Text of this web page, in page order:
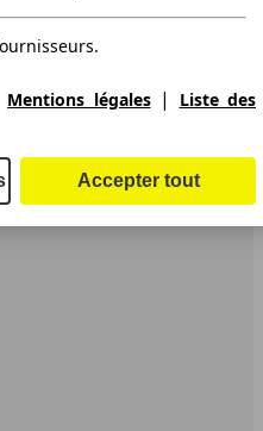
Mentions légales|
Liste des
Accepter tout